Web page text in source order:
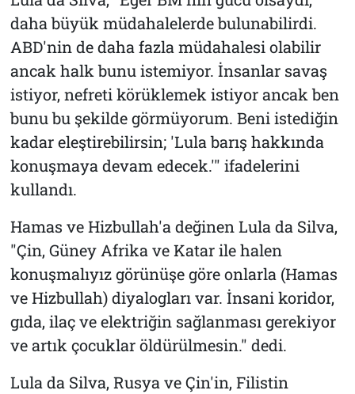
daha büyük müdahalelerde bulunabilirdi.
ABD'nin de daha fazla müdahalesi olabilir
ancak halk bunu istemiyor. İnsanlar savaş
istiyor, nefreti körüklemek istiyor ancak ben
bunu bu şekilde görmüyorum. Beni istediğin
kadar eleştirebilirsin; 'Lula barış hakkında
konuşmaya devam edecek.'" ifadelerini
kullandı.
Hamas ve Hizbullah'a değinen Lula da Silva,
"Çin, Güney Afrika ve Katar ile halen
konuşmalıyız görünüşe göre onlarla (Hamas
ve Hizbullah) diyalogları var. İnsani koridor,
gıda, ilaç ve elektriğin sağlanması gerekiyor
ve artık çocuklar öldürülmesin." dedi.
Lula da Silva, Rusya ve Çin'in, Filistin